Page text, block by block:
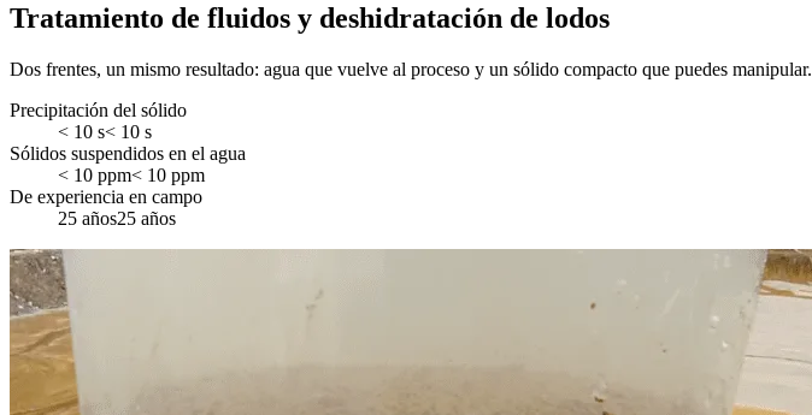
Tratamiento de fluidos y deshidratación de lodos
Dos frentes, un mismo resultado: agua que vuelve al proceso y un sólido compacto que puedes manipular.
Precipitación del sólido
<
s< 10 s
Sólidos suspendidos en el agua
<
ppm< 10 ppm
De experiencia en campo
años25 años